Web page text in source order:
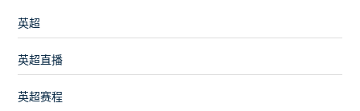
英超
英超直播
英超赛程